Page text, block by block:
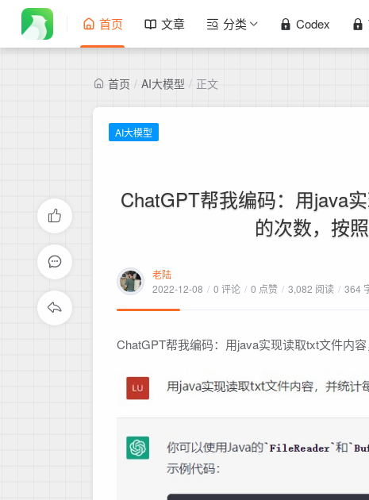
首页 文章 分类 Codex
首页 / AI大模型 / 正文
AI大模型
ChatGPT帮我编码：用java
的次数，按
老陆
2022-12-08 / 0 评论 / 0 点赞 / 3,082 阅读 / 364
ChatGPT帮我编码：用java实现读取txt文件内